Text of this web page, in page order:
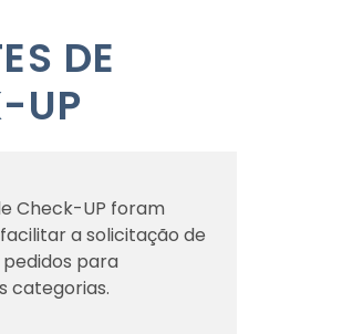
DE
UP
Check-UP foram
a solicitação de
para
categorias.